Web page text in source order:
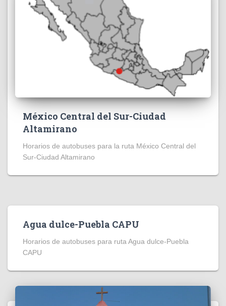
México Central del Sur-Ciudad
Altamirano
Horarios de autobuses para la ruta México Central del
Sur-Ciudad Altamirano
Agua dulce-Puebla CAPU
Horarios de autobuses para ruta Agua dulce-Puebla
CAPU